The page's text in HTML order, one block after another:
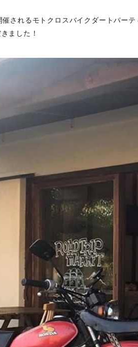
されるモトクロスバイクダートパ
ました！